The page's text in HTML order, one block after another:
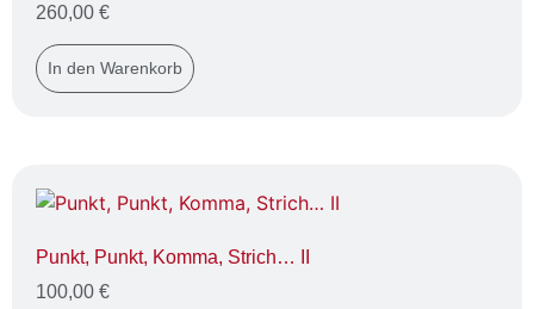
260,00 €
In den Warenkorb
Punkt, Punkt, Komma, Strich… II
100,00 €